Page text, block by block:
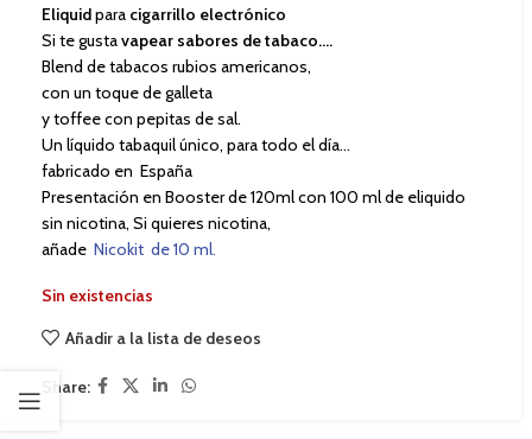
Eliquidpara cigarrillo electrónico
Si te gustavapear sabores de tabaco….
Blend de tabacos rubios americanos,
con un toque de galleta
y toffee con pepitas de sal.
Un líquido tabaquil único, para todo el día…
fabricado en España
Presentación en Booster de 120ml con 100 ml de eliquido
sin nicotina, Si quieres nicotina,
añade Nicokit de 10 ml.
Sin existencias
Añadir a la lista de deseos
Share: